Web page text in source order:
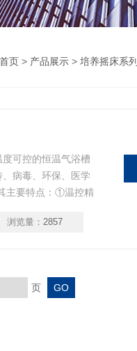
页 > 产品展示 > 培养摇床系列
可控的恒温气浴槽
病毒、环保、医学
主要特点：①温控精
⑤无级调速，转速
浏览量： 2857
页